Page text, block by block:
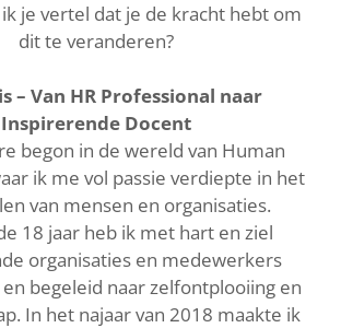
je vertel dat je de kracht hebt om
dit te veranderen?
– Van HR Professional naar
Inspirerende Docent
begon in de wereld van Human
ik me vol passie verdiepte in het
van mensen en organisaties.
18 jaar heb ik met hart en ziel
organisaties en medewerkers
begeleid naar zelfontplooiing en
In het najaar van 2018 maakte ik